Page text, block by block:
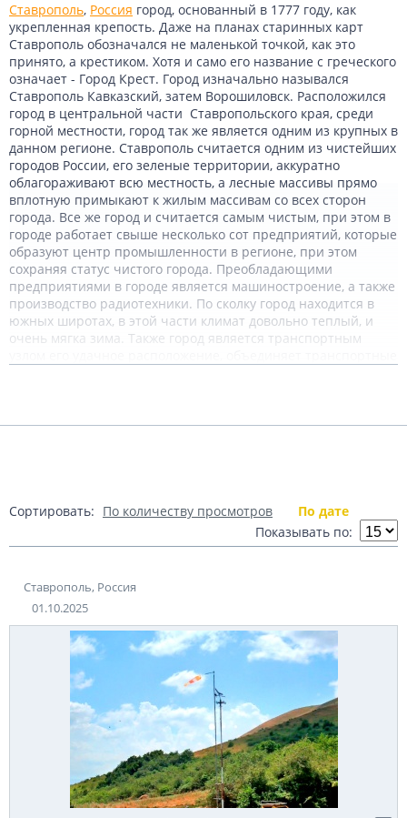
Ставрополь, Россия город, основанный в 1777 году, как
укрепленная крепость. Даже на планах старинных карт
Ставрополь обозначался не маленькой точкой, как это
принято, а крестиком. Хотя и само его название с греческого
означает - Город Крест. Город изначально назывался
Ставрополь Кавказский, затем Ворошиловск. Расположился
город в центральной части Ставропольского края, среди
горной местности, город так же является одним из крупных в
данном регионе. Ставрополь считается одним из чистейших
городов России, его зеленые территории, аккуратно
облагораживают всю местность, а лесные массивы прямо
вплотную примыкают к жилым массивам со всех сторон
города. Все же город и считается самым чистым, при этом в
городе работает свыше несколько сот предприятий, которые
образуют центр промышленности в регионе, при этом
сохраняя статус чистого города. Преобладающими
предприятиями в городе является машиностроение, а также
производство радиотехники. По сколку город находится в
южных широтах, в этой части климат довольно теплый, и
очень мягка зима. Также город является транспортным
Сортировать: По количеству просмотров
По дате
Показывать по:
Ставрополь, Россия
01.10.2025